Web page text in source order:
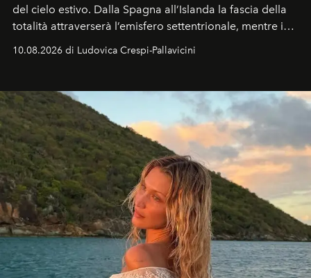
del cielo estivo. Dalla Spagna all’Islanda la fascia della
totalità attraverserà l’emisfero settentrionale, mentre in
Italia il fenomeno sarà parziale ma particolarmente
spettacolare al Nord. Orari, città favorite e regole per
10.08.2026 di Ludovica Crespi-Pallavicini